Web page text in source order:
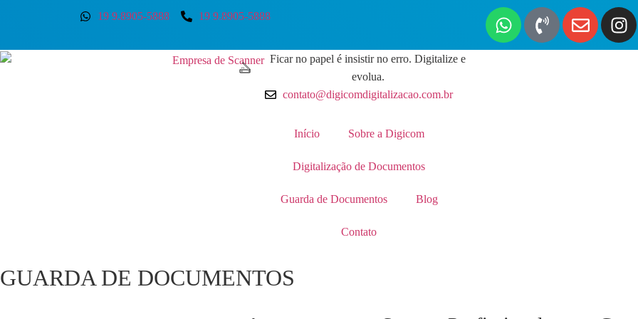
19 9.8905-5888 19 9.8905-5888
Ficar no papel é insistir no erro. Digitalize e
evolua.
contato@digicomdigitalizacao.com.br
Início Sobre a Digicom
Digitalização de Documentos
Guarda de Documentos Blog
Contato
GUARDA DE DOCUMENTOS